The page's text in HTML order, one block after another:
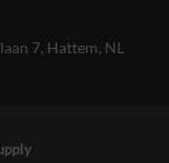
7, Hattem, NL